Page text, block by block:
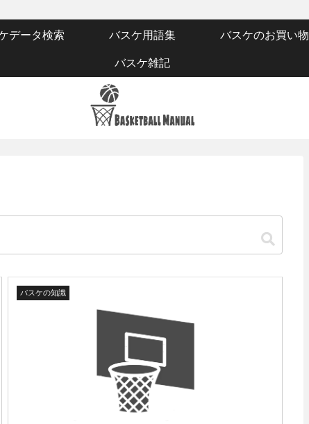
データ検索 バスケ用語集 バスケのお買い物
バスケ雑記
バスケの知識